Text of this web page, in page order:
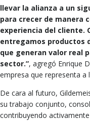
llevar la alianza a un
para crecer de manera
experiencia del cliente.
entregamos productos
que generan valor real
sector.”, agregó Enrique
empresa que representa a
De cara al futuro,
su trabajo conjunto,
contribuyendo